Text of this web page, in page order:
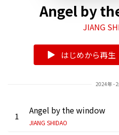
Angel by
JIANG
はじめから再生
2024年 -
1 Angel by the window
JIANG SHIDAO